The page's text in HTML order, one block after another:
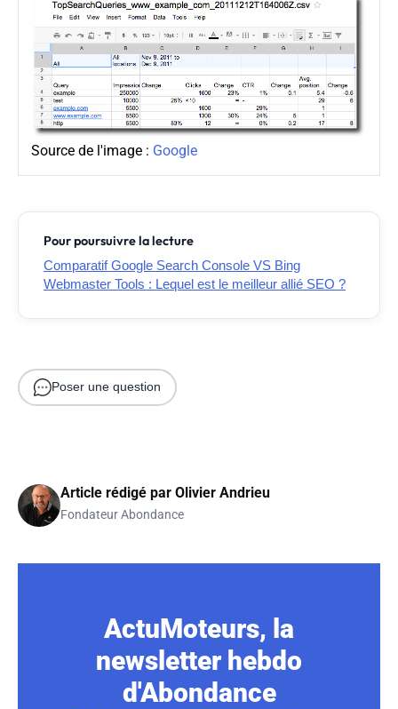
Source de l'image : Google
Pour poursuivre la lecture
Comparatif Google Search Console VS Bing
Webmaster Tools : Lequel est le meilleur allié SEO ?
Poser une question
Article rédigé par Olivier Andrieu
Fondateur Abondance
ActuMoteurs, la
newsletter hebdo
d'Abondance